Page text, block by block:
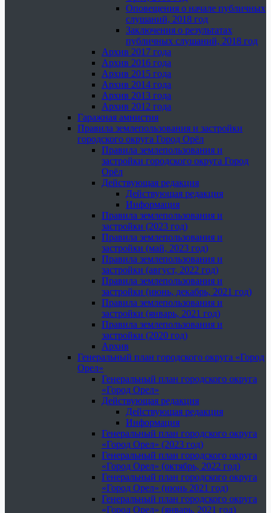
Оповещения о начале публичных
слушаний, 2018 год
Заключения о результатах
публичных слушаний, 2018 год
Архив 2017 года
Архив 2016 года
Архив 2015 года
Архив 2014 года
Архив 2013 года
Архив 2012 года
Гаражная амнистия
Правила землепользования и застройки
городского округа Город Орёл
Правила землепользования и
застройки городского округа Город
Орёл
Действующая редакция
Действующая редакция
Информация
Правила землепользования и
застройки (2023 год)
Правила землепользования и
застройки (май, 2023 год)
Правила землепользования и
застройки (август, 2022 год)
Правила землепользования и
застройки (июнь, декабрь, 2021 год)
Правила землепользования и
застройки (январь, 2021 год)
Правила землепользования и
застройки (2020 год)
Архив
Генеральный план городского округа «Город
Орел»
Генеральный план городского округа
«Город Орел»
Действующая редакция
Действующая редакция
Информация
Генеральный план городского округа
«Город Орел» (2023 год)
Генеральный план городского округа
«Город Орел» (октябрь, 2022 год)
Генеральный план городского округа
«Город Орел» (июнь 2021 год)
Генеральный план городского округа
«Город Орел» (январь, 2021 год)